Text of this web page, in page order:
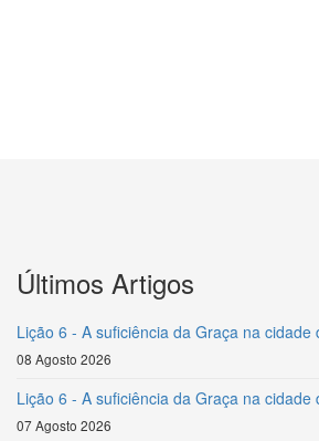
Últimos Artigos
Lição 6 - A suficiência da Graça na cidade
08 Agosto 2026
Lição 6 - A suficiência da Graça na cidade
07 Agosto 2026